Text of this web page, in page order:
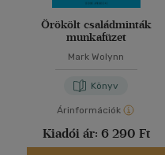
Örökölt családminták
munkafüzet
Mark Wolynn
Könyv
Árinformációk
Kiadói ár: 6 290 Ft